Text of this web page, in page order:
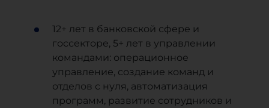
12+ лет в банковской сфере и
госсекторе, 5+ лет в управлении
командами: операционное
управление, создание команд и
отделов с нуля, автоматизация
программ, развитие сотрудников и